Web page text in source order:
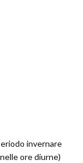
invernare
ore diurne)